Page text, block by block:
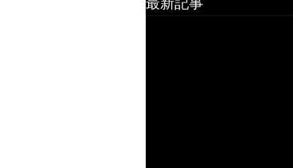
最新記事